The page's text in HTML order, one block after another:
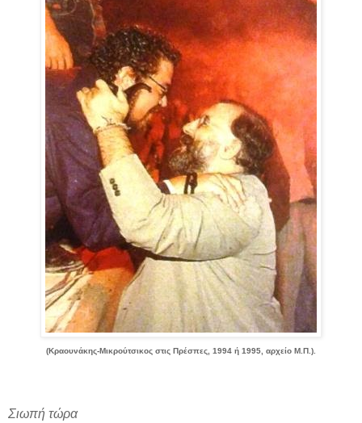
(Κραουνάκης-Μικρούτσικος στις Πρέσπες, 1994 ή 1995, αρχείο Μ.Π.).
Σιωπή τώρα